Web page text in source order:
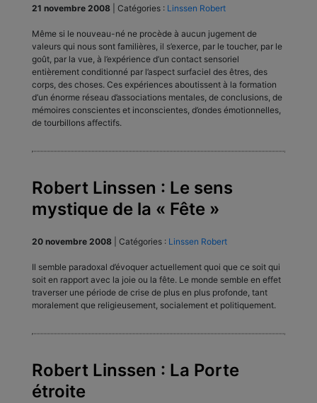
21 novembre 2008 Catégories : Linssen Robert
Même si le nouveau-né ne procède à aucun jugement de
valeurs qui nous sont familières, il s’exerce, par le toucher, par le
goût, par la vue, à l’expérience d’un contact sensoriel
entièrement conditionné par l’aspect surfaciel des êtres, des
corps, des choses. Ces expériences aboutissent à la formation
d’un énorme réseau d’associations mentales, de conclusions, de
mémoires conscientes et inconscientes, d’ondes émotionnelles,
de tourbillons affectifs.
Robert Linssen : Le sens
mystique de la « Fête »
20 novembre 2008 Catégories : Linssen Robert
Il semble paradoxal d’évoquer actuellement quoi que ce soit qui
soit en rapport avec la joie ou la fête. Le monde semble en effet
traverser une période de crise de plus en plus profonde, tant
moralement que religieusement, socialement et politiquement.
Robert Linssen : La Porte
étroite